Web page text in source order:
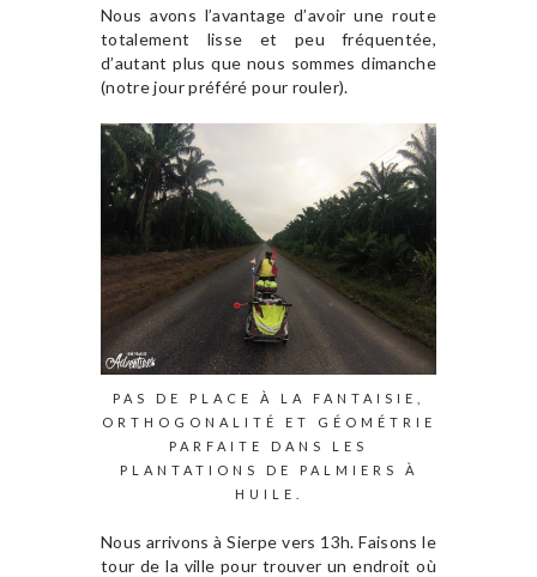
Nous avons l’avantage d’avoir une route
totalement lisse et peu fréquentée,
d’autant plus que nous sommes dimanche
(notre jour préféré pour rouler).
PAS DE PLACE À LA FANTAISIE,
ORTHOGONALITÉ ET GÉOMÉTRIE
PARFAITE DANS LES
PLANTATIONS DE PALMIERS À
HUILE.
Nous arrivons à Sierpe vers 13h. Faisons le
tour de la ville pour trouver un endroit où